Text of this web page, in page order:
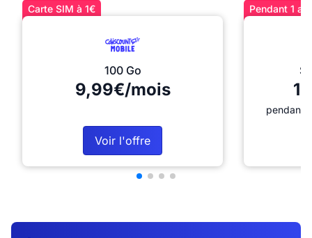
Carte SIM à 1€
100 Go
9,99€/mois
Voir l'offre
Pendant 1
pendant